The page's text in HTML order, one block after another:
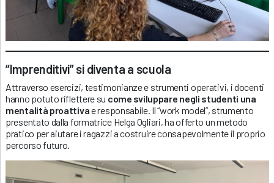
“Imprenditivi” si diventa a scuola
Attraverso esercizi, testimonianze e strumenti operativi, i docenti
hanno potuto riflettere su come sviluppare negli studenti una
mentalità proattivae responsabile. Il “work model”, strumento
presentato dalla formatrice Helga Ogliari, ha offerto un metodo
pratico per aiutare i ragazzi a costruire consapevolmente il proprio
percorso futuro.